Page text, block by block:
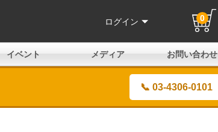
ログイン 0
イベント メディア お問い合わせ
📞 03-4306-0101